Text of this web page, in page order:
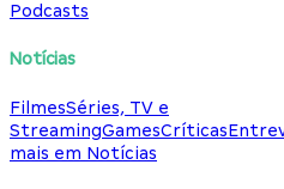
Podcasts
Notícias
FilmesSéries, TV e
StreamingGamesCríticas
mais em Notícias